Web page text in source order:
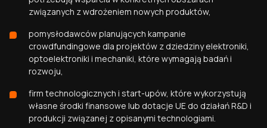
związanych z wdrożeniem nowych produktów,
pomysłodawców planujących kampanie
crowdfundingowe dla projektów z dziedziny elektroniki,
optoelektroniki i mechaniki, które wymagają badań i
rozwoju,
firm technologicznych i start-upów, które wykorzystują
własne środki finansowe lub dotacje UE do działań R&D i
produkcji związanej z opisanymi technologiami.